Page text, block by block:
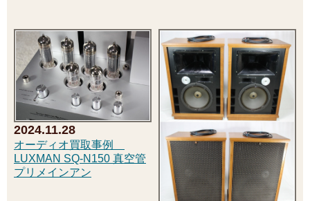
2024.11.28
オーディオ買取事例
LUXMAN SQ-N150 真空管
プリメインアン